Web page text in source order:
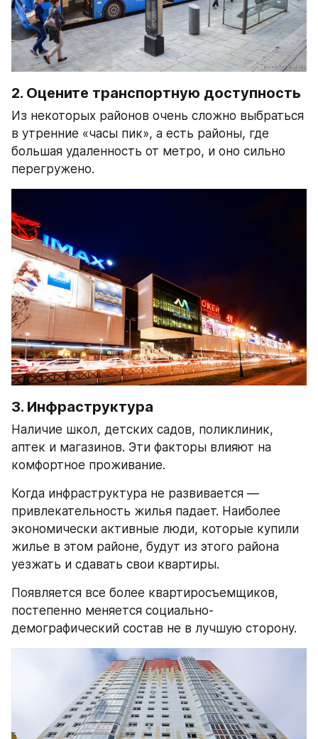
2. Оцените транспортную доступность
Из некоторых районов очень сложно выбраться
в утренние «часы пик», а есть районы, где
большая удаленность от метро, и оно сильно
перегружено.
3. Инфраструктура
Наличие школ, детских садов, поликлиник,
аптек и магазинов. Эти факторы влияют на
комфортное проживание.
Когда инфраструктура не развивается —
привлекательность жилья падает. Наиболее
экономически активные люди, которые купили
жилье в этом районе, будут из этого района
уезжать и сдавать свои квартиры.
Появляется все более квартиросъемщиков,
постепенно меняется социально-
демографический состав не в лучшую сторону.